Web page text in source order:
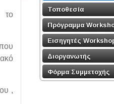
το
,
Τοποθεσία
Πρόγραμμα
Εισηγητές
Διοργανωτής
Φόρμα Συμμετοχής